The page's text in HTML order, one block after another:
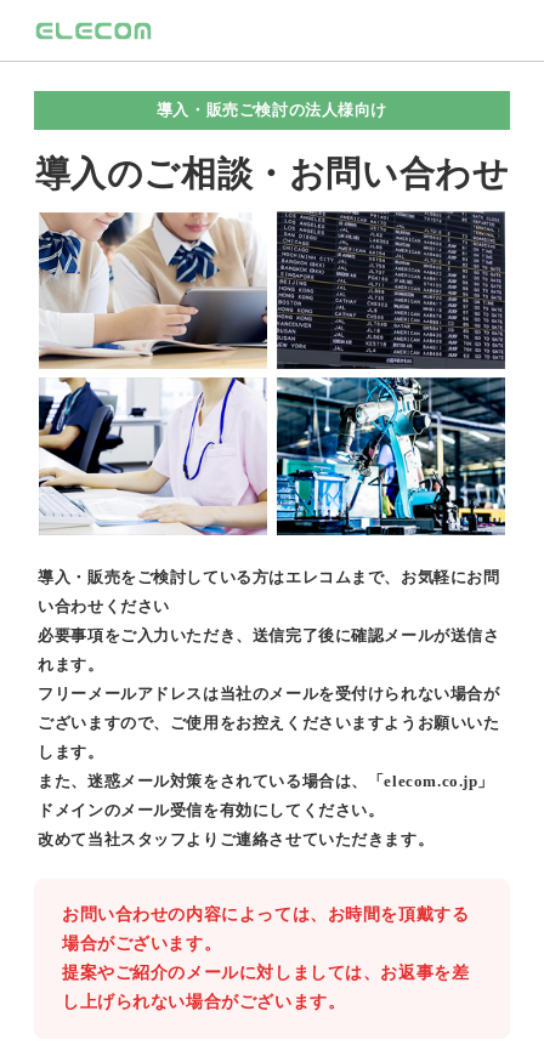
導入・販売ご検討の法人様向け
導入のご相談・お問い合わせ
導入・販売をご検討している方はエレコムまで、お気軽にお問
い合わせください
必要事項をご入力いただき、送信完了後に確認メールが送信さ
れます。
フリーメールアドレスは当社のメールを受付けられない場合が
ございますので、ご使用をお控えくださいますようお願いいた
します。
また、迷惑メール対策をされている場合は、「elecom.co.jp」
ドメインのメール受信を有効にしてください。
改めて当社スタッフよりご連絡させていただきます。
お問い合わせの内容によっては、お時間を頂戴する
場合がございます。
提案やご紹介のメールに対しましては、お返事を差
し上げられない場合がございます。